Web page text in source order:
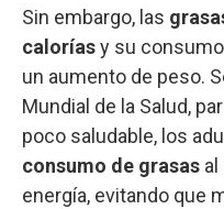
Sin embargo, las
caloríasy su
un aumento de peso.
Mundial de la Salud,
poco saludable, los
consumo de grasas al
energía, evitando que